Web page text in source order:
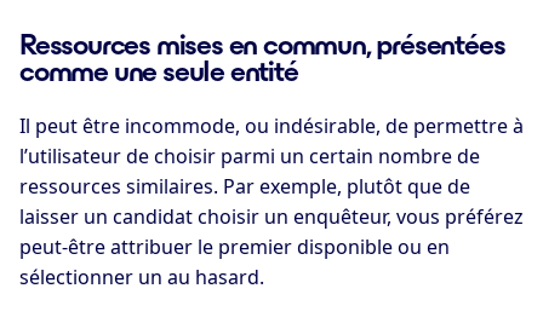
Ressources mises en commun, présentées
comme une seule entité
Il peut être incommode, ou indésirable, de permettre à
l’utilisateur de choisir parmi un certain nombre de
ressources similaires. Par exemple, plutôt que de
laisser un candidat choisir un enquêteur, vous préférez
peut-être attribuer le premier disponible ou en
sélectionner un au hasard.